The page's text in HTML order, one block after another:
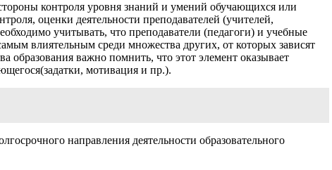
стороны контроля уровня знаний и умений обучающихся или
оценки деятельности преподавателей (учителей,
учитывать, что преподаватели (педагоги) и учебные
влиятельным среди множества других, от которых зависят
образования важно помнить, что этот элемент оказывает
мотивация и пр.).
направления деятельности образовательного